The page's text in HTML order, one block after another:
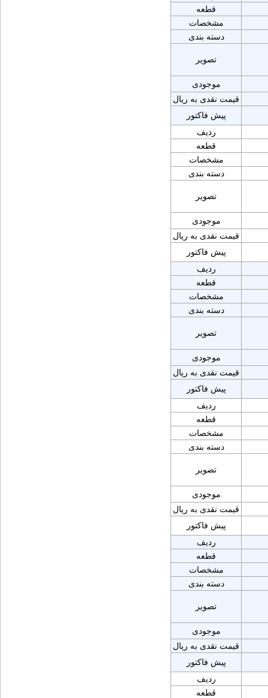
قطعه
مشخصات
دسته بندی
تصویر
موجودی
قیمت نقدی به ریال
پیش فاکتور
ردیف
قطعه
مشخصات
دسته بندی
تصویر
موجودی
قیمت نقدی به ریال
پیش فاکتور
ردیف
قطعه
مشخصات
دسته بندی
تصویر
موجودی
قیمت نقدی به ریال
پیش فاکتور
ردیف
قطعه
مشخصات
دسته بندی
تصویر
موجودی
قیمت نقدی به ریال
پیش فاکتور
ردیف
قطعه
مشخصات
دسته بندی
تصویر
موجودی
قیمت نقدی به ریال
پیش فاکتور
ردیف
قطعه